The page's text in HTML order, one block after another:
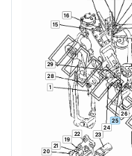
1
15
16
19
20
21
22 23
24
25
26
28
29